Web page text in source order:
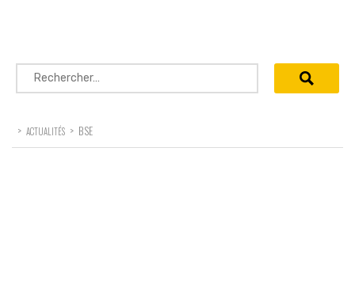
Rechercher :
> ACTUALITÉS > BSE